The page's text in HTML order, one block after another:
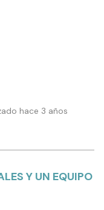
hace 3 años
Y UN EQUIPO